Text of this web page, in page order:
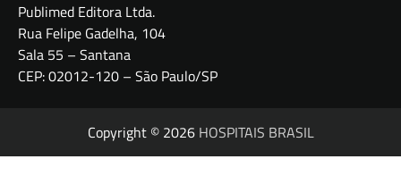
Publimed Editora Ltda.
Rua Felipe Gadelha, 104
Sala 55 – Santana
CEP: 02012-120 – São Paulo/SP
Copyright © 2026 HOSPITAIS BRASIL